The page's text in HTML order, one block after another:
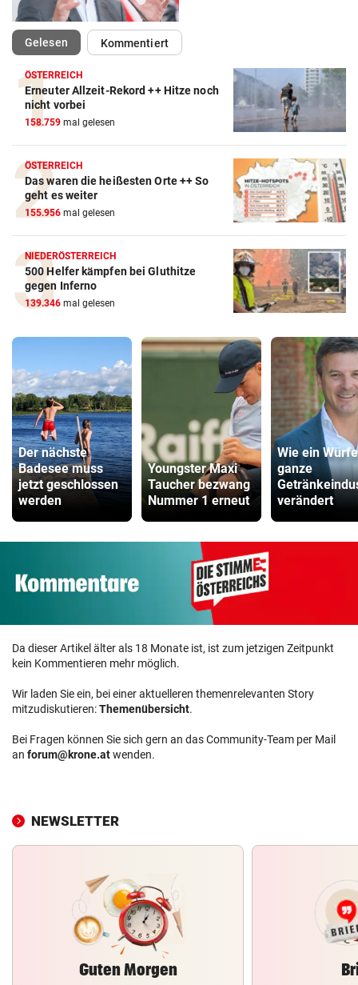
Gelesen(ausgewählt)Kommentiert
ÖSTERREICH
Erneuter Allzeit-Rekord ++ Hitze noch
nicht vorbei
158.759 mal gelesen
ÖSTERREICH
Das waren die heißesten Orte ++ So
geht es weiter
155.956 mal gelesen
NIEDERÖSTERREICH
500 Helfer kämpfen bei Gluthitze
gegen Inferno
139.346 mal gelesen
Der nächste
Badesee muss
jetzt geschlossen
werden
Youngster Maxi
Taucher bezwang
Nummer 1 erneut
Wie ein
ganze
verändert
Da dieser Artikel älter als 18 Monate ist, ist zum jetzigen Zeitpunkt
kein Kommentieren mehr möglich.
Wir laden Sie ein, bei einer aktuelleren themenrelevanten Story
mitzudiskutieren:Themenübersicht.
Bei Fragen können Sie sich gern an das Community-Team per Mail
an forum@krone.atwenden.
NEWSLETTER
Guten Morgen